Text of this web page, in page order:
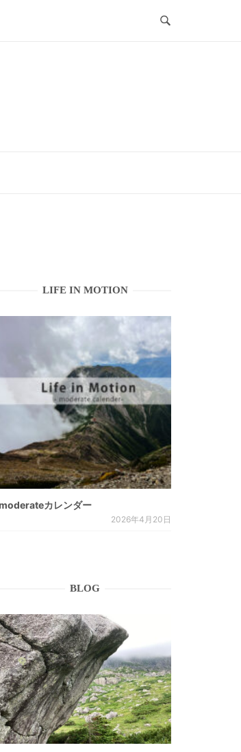
LIFE IN MOTION
カレンダー
2026年4月20日
BLOG